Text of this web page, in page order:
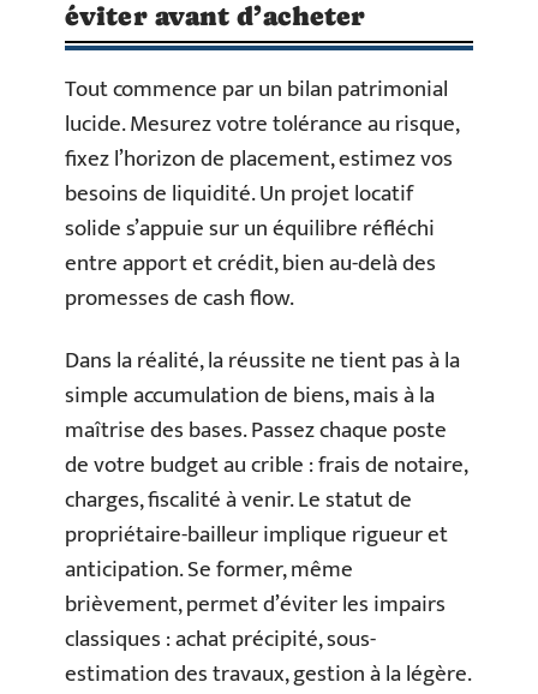
éviter avant d’acheter
Tout commence par un bilan patrimonial
lucide. Mesurez votre tolérance au risque,
fixez l’horizon de placement, estimez vos
besoins de liquidité. Un projet locatif
solide s’appuie sur un équilibre réfléchi
entre apport et crédit, bien au-delà des
promesses de cash flow.
Dans la réalité, la réussite ne tient pas à la
simple accumulation de biens, mais à la
maîtrise des bases. Passez chaque poste
de votre budget au crible : frais de notaire,
charges, fiscalité à venir. Le statut de
propriétaire-bailleur implique rigueur et
anticipation. Se former, même
brièvement, permet d’éviter les impairs
classiques : achat précipité, sous-
estimation des travaux, gestion à la légère.